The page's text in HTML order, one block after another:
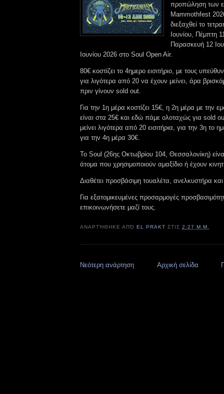
προπώληση των
Mammothfest
διεξαχθεί το
Ιουνίου, Πέμπτη
Παρασκευή 12
Ιουνίου 2026 στο Soul Open Air.
80€ κοστίζει το 4ημερο εισιτήριο, με τους
για λιγότερα από 20 να έχουν μείνει, άρα
πριν γίνουν sold out.
Για την 1η μέρα κοστίζει 15€, η 2η μέρα με την
είναι στα 25€ και εδώ πάμε ολοταχώς για sold
μείνει λιγότερα από 20 εισιτήρια, για την 3η το
για την 4η μέρα 30€.
Το Soul (26ης Οκτωβρίου 104, Θεσσαλονίκη)
άτομα που χρησιμοποιούν αμαξίδιο ή έχουν
Διαθέτει προσβάσιμη τουαλέτα, ανελκυστήρα
Για εξατομικευμένες προσαρμογές
επικοινωνήσετε μαζί τους.
ΑΝΑΡΤΉΘΗΚΕ ΑΠΌEL PRAKT ΣΤΙΣ2:27 Μ.Μ.
Νεότερη ανάρτηση Αρχική σελίδα